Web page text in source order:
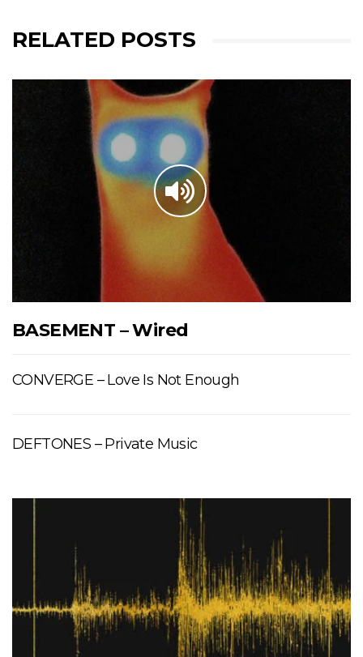
RELATED POSTS
BASEMENT – Wired
CONVERGE – Love Is Not Enough
DEFTONES – Private Music